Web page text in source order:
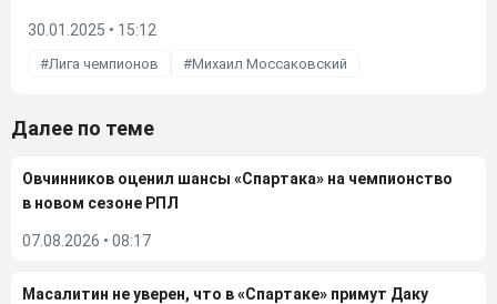
30.01.2025 • 15:12
Лига чемпионов Михаил Моссаковский
Далее по теме
Овчинников оценил шансы «Спартака» на чемпионство
в новом сезоне РПЛ
07.08.2026 • 08:17
Масалитин не уверен, что в «Спартаке» примут Даку